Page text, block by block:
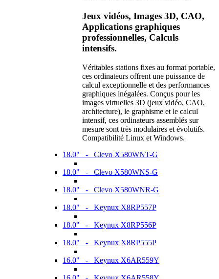
Jeux vidéos, Images 3D, CAO,
Applications graphiques
professionnelles, Calculs
intensifs.
Véritables stations fixes au format portable,
ces ordinateurs offrent une puissance de
calcul exceptionnelle et des performances
graphiques inégalées. Conçus pour les
images virtuelles 3D (jeux vidéo, CAO,
architecture), le graphisme et le calcul
intensif, ces ordinateurs assemblés sur
mesure sont très modulaires et évolutifs.
Compatibilité Linux et Windows.
18.0" - Clevo X580WNT-G
18.0" - Clevo X580WNS-G
18.0" - Clevo X580WNR-G
18.0" - Keynux X8RP557P
18.0" - Keynux X8RP556P
18.0" - Keynux X8RP555P
16.0" - Keynux X6AR559Y